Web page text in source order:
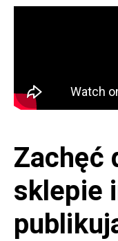
Zachęć
sklepie